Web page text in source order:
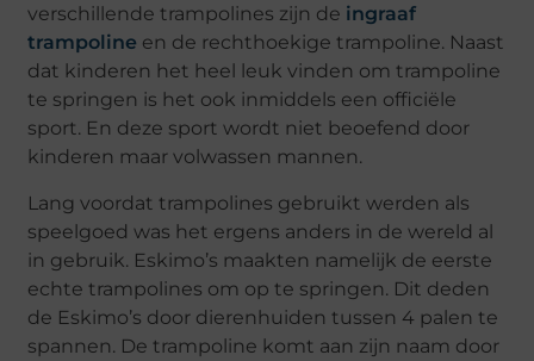
verschillende trampolines zijn de ingraaf
trampoline en de rechthoekige trampoline. Naast
dat kinderen het heel leuk vinden om trampoline
te springen is het ook inmiddels een officiële
sport. En deze sport wordt niet beoefend door
kinderen maar volwassen mannen.
Lang voordat trampolines gebruikt werden als
speelgoed was het ergens anders in de wereld al
in gebruik. Eskimo’s maakten namelijk de eerste
echte trampolines om op te springen. Dit deden
de Eskimo’s door dierenhuiden tussen 4 palen te
spannen. De trampoline komt aan zijn naam door